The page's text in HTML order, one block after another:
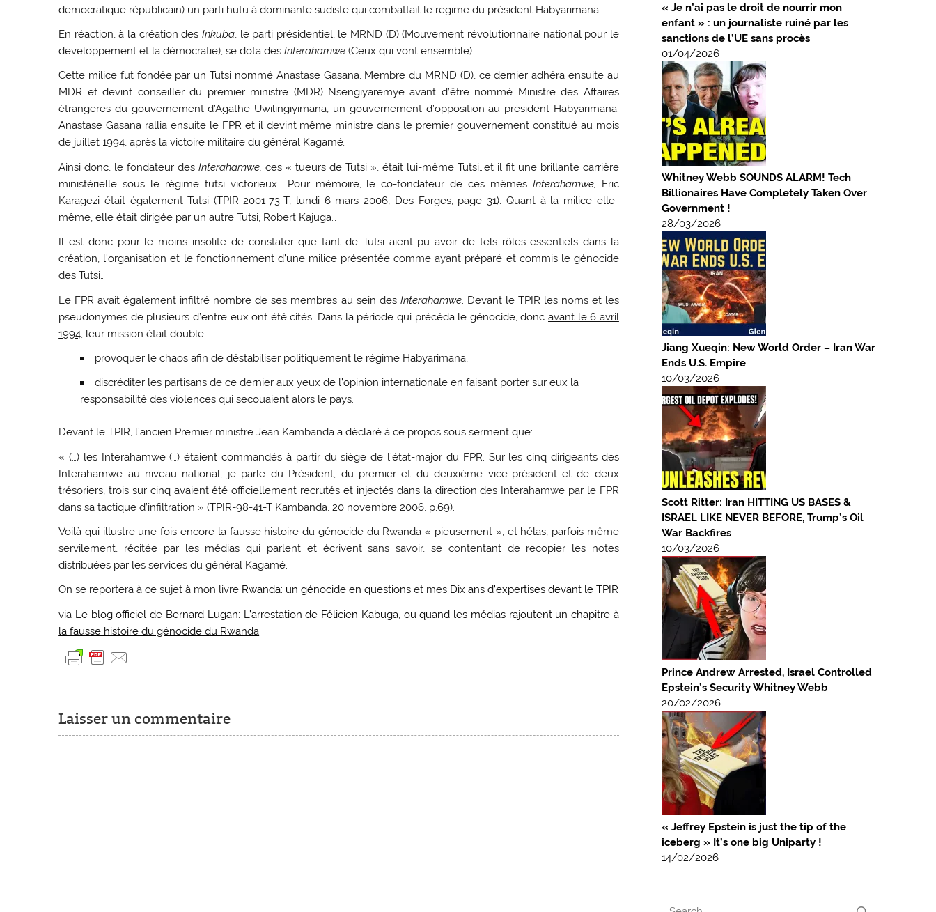
démocratique républicain) un parti hutu à dominante sudiste qui combattait le régime du président Habyarimana.
En réaction, à la création des Inkuba, le parti présidentiel, le MRND (D) (Mouvement révolutionnaire national pour le
développement et la démocratie), se dota desInterahamwe (Ceux qui vont ensemble).
Cette milice fut fondée par un Tutsi nommé Anastase Gasana. Membre du MRND (D), ce dernier adhéra ensuite au
MDR et devint conseiller du premier ministre (MDR) Nsengiyaremye avant d’être nommé Ministre des Affaires
étrangères du gouvernement d’Agathe Uwilingiyimana, un gouvernement d’opposition au président Habyarimana.
Anastase Gasana rallia ensuite le FPR et il devint même ministre dans le premier gouvernement constitué au mois
de juillet 1994, après la victoire militaire du général Kagamé.
Ainsi donc, le fondateur desInterahamwe,ces « tueurs de Tutsi », était lui-même Tutsi…et il fit une brillante carrière
ministérielle sous le régime tutsi victorieux… Pour mémoire, le co-fondateur de ces mêmes Interahamwe, Eric
Karagezi était également Tutsi (TPIR-2001-73-T, lundi 6 mars 2006, Des Forges, page 31). Quant à la milice elle-
même, elle était dirigée par un autre Tutsi, Robert Kajuga…
Il est donc pour le moins insolite de constater que tant de Tutsi aient pu avoir de tels rôles essentiels dans la
création, l’organisation et le fonctionnement d’une milice présentée comme ayant préparé et commis le génocide
des Tutsi…
Le FPR avait également infiltré nombre de ses membres au sein des Interahamwe. Devant le TPIR les noms et les
pseudonymes de plusieurs d’entre eux ont été cités. Dans la période qui précéda le génocide, doncavant le 6 avril
1994, leur mission était double :
provoquer le chaos afin de déstabiliser politiquement le régime Habyarimana,
discréditer les partisans de ce dernier aux yeux de l’opinion internationale en faisant porter sur eux la
responsabilité des violences qui secouaient alors le pays.
Devant le TPIR, l’ancien Premier ministre Jean Kambanda a déclaré à ce propos sous serment que:
« (…) les Interahamwe (…) étaient commandés à partir du siège de l’état-major du FPR. Sur les cinq dirigeants des
Interahamwe au niveau national, je parle du Président, du premier et du deuxième vice-président et de deux
trésoriers, trois sur cinq avaient été officiellement recrutés et injectés dans la direction des Interahamwe par le FPR
dans sa tactique d’infiltration » (TPIR-98-41-T Kambanda, 20 novembre 2006, p.69).
Voilà qui illustre une fois encore la fausse histoire du génocide du Rwanda « pieusement », et hélas, parfois même
servilement, récitée par les médias qui parlent et écrivent sans savoir, se contentant de recopier les notes
distribuées par les services du général Kagamé.
On se reportera à ce sujet à mon livre Rwanda: un génocide en questions et mes Dix ans d’expertises devant le TPIR
via Le blog officiel de Bernard Lugan: L’arrestation de Félicien Kabuga, ou quand les médias rajoutent un chapitre à
la fausse histoire du génocide du Rwanda
Laisser un commentaire
« Je n’ai pas le droit de nourrir mon
enfant » : un journaliste ruiné par les
sanctions de l’UE sans procès
01/04/2026
Whitney Webb SOUNDS ALARM! Tech
Billionaires Have Completely Taken Over
Government !
28/03/2026
Jiang Xueqin: New World Order – Iran War
Ends U.S. Empire
10/03/2026
Scott Ritter: Iran HITTING US BASES &
ISRAEL LIKE NEVER BEFORE, Trump’s Oil
War Backfires
10/03/2026
Prince Andrew Arrested, Israel Controlled
Epstein’s Security Whitney Webb
20/02/2026
« Jeffrey Epstein is just the tip of the
iceberg » It’s one big Uniparty !
14/02/2026